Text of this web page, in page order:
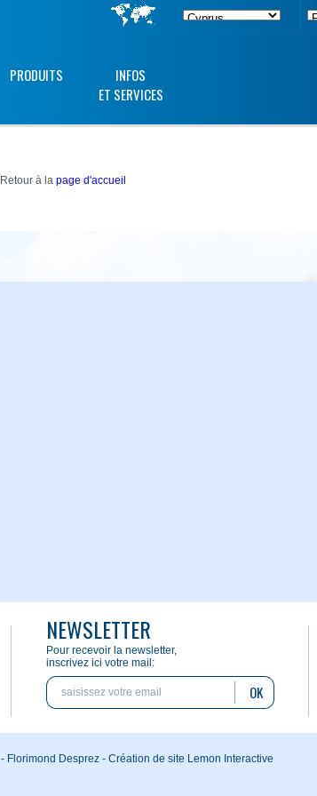
PRODUITS
INFOS
ET SERVICES
à la page d'accueil
NEWSLETTER
Pour recevoir la newsletter,
inscrivez ici votre mail:
OK
Florimond Desprez - Création de site Lemon Interactive